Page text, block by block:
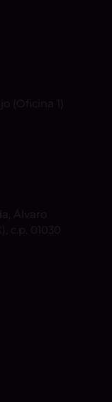
(Oficina 1)
Álvaro
c.p. 01030